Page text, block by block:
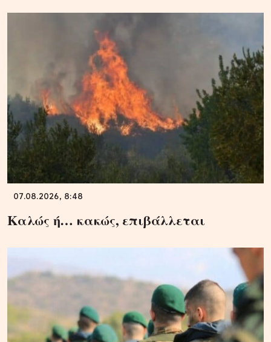
07.08.2026, 8:48
Καλώς ή… κακώς, επιβάλλεται